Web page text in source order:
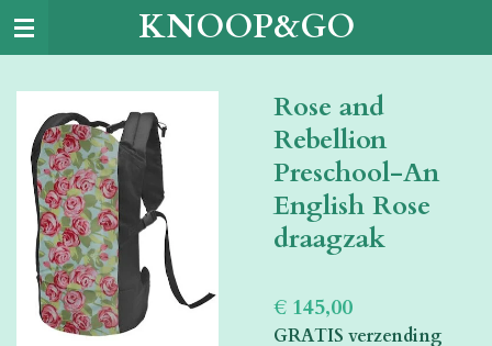
Ga
hoofdinhoud
KNOOP&GO
Rose and
Rebellion
Preschool-An
English Rose
draagzak
€ 145,00
GRATIS verzending